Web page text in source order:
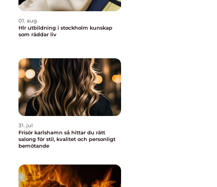
01. aug
Hlr utbildning i stockholm kunskap
som räddar liv
31. jul
Frisör karlshamn så hittar du rätt
salong för stil, kvalitet och personligt
bemötande